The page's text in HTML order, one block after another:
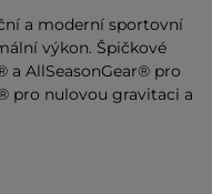
a moderní sportovní
výkon. Špičkové
a AllSeasonGear® pro
pro nulovou gravitaci a